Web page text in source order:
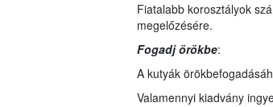
Fiatalabb korosztályok
megelőzésére.
Fogadj örökbe:
A kutyák
Valamennyi kiadvány